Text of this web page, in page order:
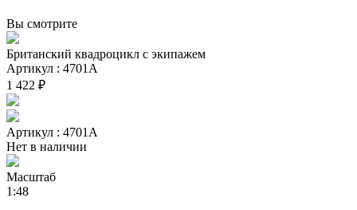
Вы смотрите
Британский квадроцикл с экипажем
Артикул : 4701А
1 422 ₽
Артикул : 4701А
Нет в наличии
Масштаб
1:48